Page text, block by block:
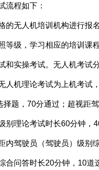
流程如下：
无人机培训机构进行报名
级，学习相应的培训课
和实操考试。无人机考试
人机理论考试为上机考试
择题，70分通过；超视距
别理论考试时长60分钟，
内驾驶员（驾驶员）级别
合问答时长20分钟，10